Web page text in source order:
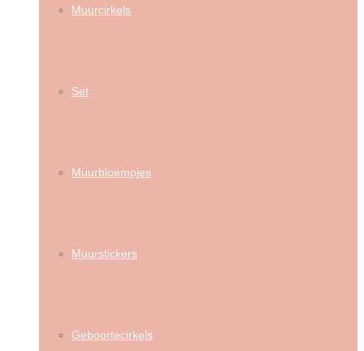
Muurcirkels
Set
Muurbloempjes
Muurstickers
Geboortecirkels